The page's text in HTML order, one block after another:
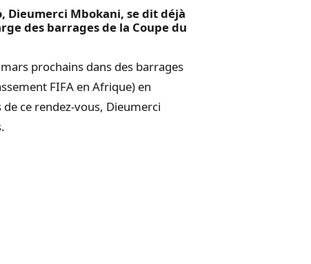
Dieumerci Mbokani, se dit déjà
des barrages de la Coupe du
prochains dans des barrages
FIFA en Afrique) en
ce rendez-vous, Dieumerci